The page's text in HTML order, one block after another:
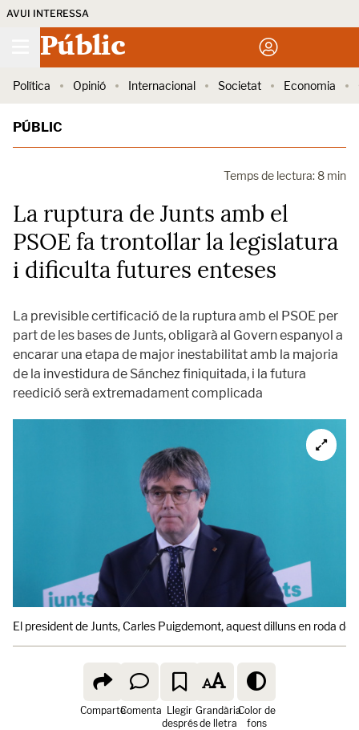
AVUI INTERESSA
Públic
Política Opinió Internacional Societat Economia
PÚBLIC
Temps de lectura: 8 min
La ruptura de Junts amb el
PSOE fa trontollar la legislatura
i dificulta futures enteses
La previsible certificació de la ruptura amb el PSOE per
part de les bases de Junts, obligarà al Govern espanyol a
encarar una etapa de major inestabilitat amb la majoria
de la investidura de Sánchez finiquitada, i la futura
reedició serà extremadament complicada
El president de Junts, Carles Puigdemont, aquest dilluns en roda de
ComparteComenta Llegir
després
Grandària
de lletra
Color de
fons